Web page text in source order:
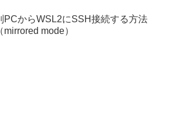
PCからWSL2にSSH接続する方法
（mirrored mode）